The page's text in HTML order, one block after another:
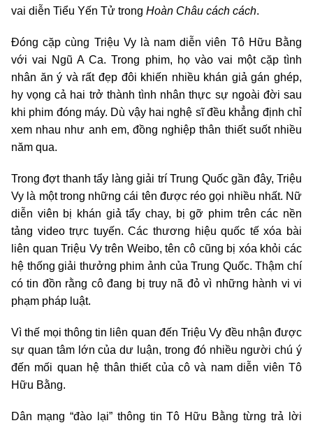
vai diễn Tiểu Yến Tử trong Hoàn Châu cách cách.
Đóng cặp cùng Triệu Vy là nam diễn viên Tô Hữu Bằng
với vai Ngũ A Ca. Trong phim, họ vào vai một cặp tình
nhân ăn ý và rất đẹp đôi khiến nhiều khán giả gán ghép,
hy vọng cả hai trở thành tình nhân thực sự ngoài đời sau
khi phim đóng máy. Dù vậy hai nghệ sĩ đều khẳng định chỉ
xem nhau như anh em, đồng nghiệp thân thiết suốt nhiều
năm qua.
Trong đợt thanh tẩy làng giải trí Trung Quốc gần đây, Triệu
Vy là một trong những cái tên được réo gọi nhiều nhất. Nữ
diễn viên bị khán giả tẩy chay, bị gỡ phim trên các nền
tảng video trực tuyến. Các thương hiệu quốc tế xóa bài
liên quan Triệu Vy trên Weibo, tên cô cũng bị xóa khỏi các
hệ thống giải thưởng phim ảnh của Trung Quốc. Thậm chí
có tin đồn rằng cô đang bị truy nã đỏ vì những hành vi vi
phạm pháp luật.
Vì thế mọi thông tin liên quan đến Triệu Vy đều nhận được
sự quan tâm lớn của dư luận, trong đó nhiều người chú ý
đến mối quan hệ thân thiết của cô và nam diễn viên Tô
Hữu Bằng.
Dân mạng “đào lại” thông tin Tô Hữu Bằng từng trả lời